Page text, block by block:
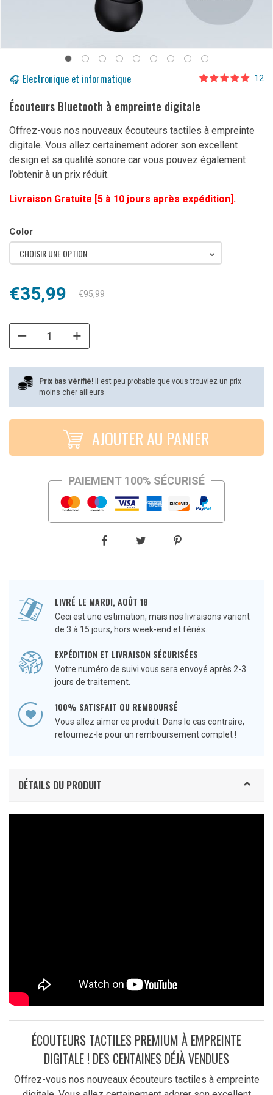
🎧 Electronique et informatique
sur
notations
12
Écouteurs Bluetooth à empreinte digitale
Offrez-vous nos nouveaux écouteurs tactiles à empreinte
digitale. Vous allez certainement adorer son excellent
design et sa qualité sonore car vous pouvez également
l’obtenir à un prix réduit.
Livraison Gratuite [5 à 10 jours après expédition].
Color
CHOISIR UNE OPTION
€95,99
Le
initial
€95,99.
€35,99
Le
actuel
€35,99.
Prix bas vérifié!
Il est peu probable que vous trouviez un prix
moins cher ailleurs
AJOUTER AU PANIER
PAIEMENT 100% SÉCURISÉ
LIVRÉ LE MARDI, AOÛT 18
Ceci est une estimation, mais nos livraisons varient
de 3 à 15 jours, hors week-end et fériés.
EXPÉDITION ET LIVRAISON SÉCURISÉES
Votre numéro de suivi vous sera envoyé après 2-3
jours de traitement.
100% SATISFAIT OU REMBOURSÉ
Vous allez aimer ce produit. Dans le cas contraire,
retournez-le pour un remboursement complet !
DÉTAILS DU PRODUIT
ÉCOUTEURS TACTILES PREMIUM À EMPREINTE
DIGITALE ! DES CENTAINES DÉJÀ VENDUES
Offrez-vous nos nouveaux écouteurs tactiles à empreinte